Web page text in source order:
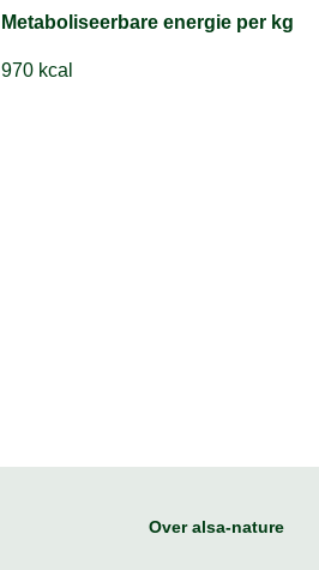
Metaboliseerbare energie per kg
970 kcal
Over alsa-nature